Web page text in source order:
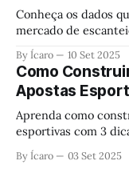
Conheça os dados
mercado de
margem de
Sniper Cantos.
By Ícaro 10 Set 2025
Como
Apostas
Aprenda como
esportivas com 3
de banca e uso
forma consistente e
By Ícaro 03 Set 2025